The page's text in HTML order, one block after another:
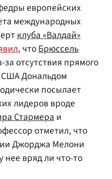
европейских
международных
клуба «Валдай»
, чтоБрюссель
отсутствия прямого
США Дональдом
посылает
лидеров вроде
Стармераи
отметил, что
Джорджа Мелони
нее вряд ли что-то